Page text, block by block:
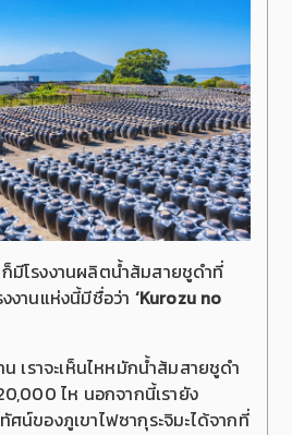
มีโรงงานผลิตน้ำส้มสายชูดำที่
งานแห่งนี้มีชื่อว่า ‘Kurozu no
น เราจะเห็นไหหมักน้ำส้มสายชูดำ
ไห นอกจากนี้เรายัง
ศน์ของภูเขาไฟซากุระจิมะได้จากที่